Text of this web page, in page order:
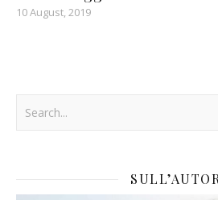
10 August, 2019